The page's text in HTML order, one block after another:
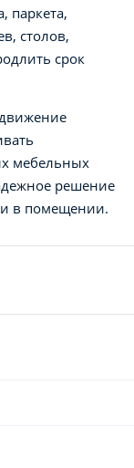
паркета,
столов,
срок
мебельных
решение
в помещении.